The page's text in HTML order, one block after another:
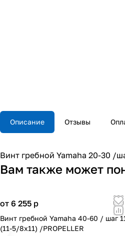
Описание Отзывы
Винт гребной Yamaha 20-30 /
Вам также может
от 6 255 p
Винт гребной Yamaha 40-60 / шаг
(11-5/8х11) /PROPELLER